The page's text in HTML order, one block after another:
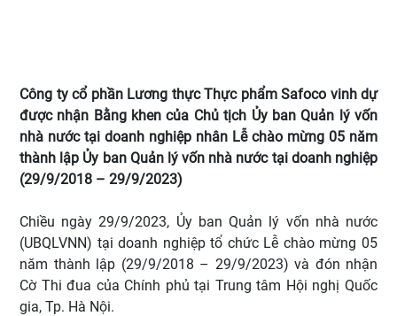
Công ty cổ phần Lương thực Thực phẩm Safoco vinh dự
được nhận Bằng khen của Chủ tịch Ủy ban Quản lý vốn
nhà nước tại doanh nghiệp nhân Lễ chào mừng 05 năm
thành lập Ủy ban Quản lý vốn nhà nước tại doanh nghiệp
(29/9/2018 – 29/9/2023)
Chiều ngày 29/9/2023, Ủy ban Quản lý vốn nhà nước
(UBQLVNN) tại doanh nghiệp tổ chức Lễ chào mừng 05
năm thành lập (29/9/2018 – 29/9/2023) và đón nhận
Cờ Thi đua của Chính phủ tại Trung tâm Hội nghị Quốc
gia, Tp. Hà Nội.